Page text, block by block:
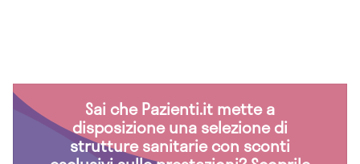
Sai che Pazienti.it mette a
disposizione una selezione di
strutture sanitarie con sconti